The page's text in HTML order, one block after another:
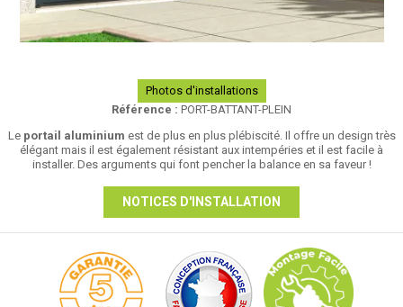
Photos d'installations
Référence : PORT-BATTANT-PLEIN
Le portail aluminium est de plus en plus plébiscité. Il offre un design très
élégant mais il est également résistant aux intempéries et il est facile à
installer. Des arguments qui font pencher la balance en sa faveur !
NOTICES D'INSTALLATION